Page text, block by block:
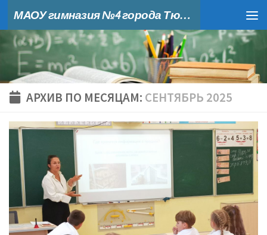
Skip to content МАОУ гимназия №4 города Тюмени
АРХИВ ПО МЕСЯЦАМ: СЕНТЯБРЬ 2025